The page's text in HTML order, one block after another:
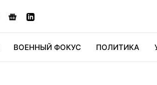
ВОЕННЫЙ ФОКУС ПОЛИТИКА